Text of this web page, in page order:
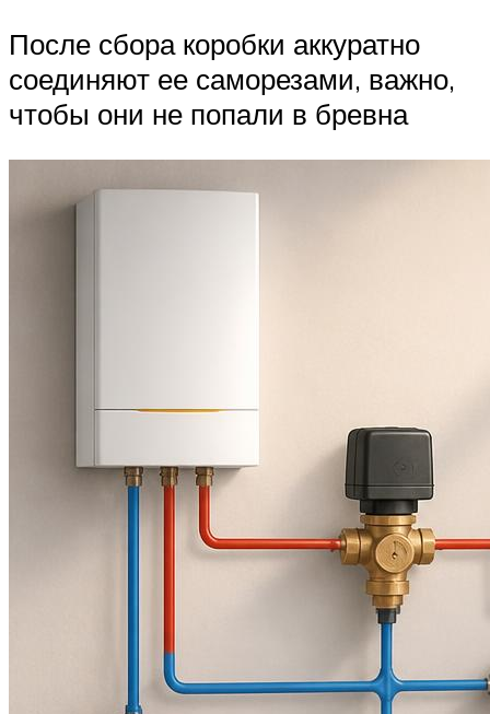
После сбора коробки аккуратно
соединяют ее саморезами, важно,
чтобы они не попали в бревна